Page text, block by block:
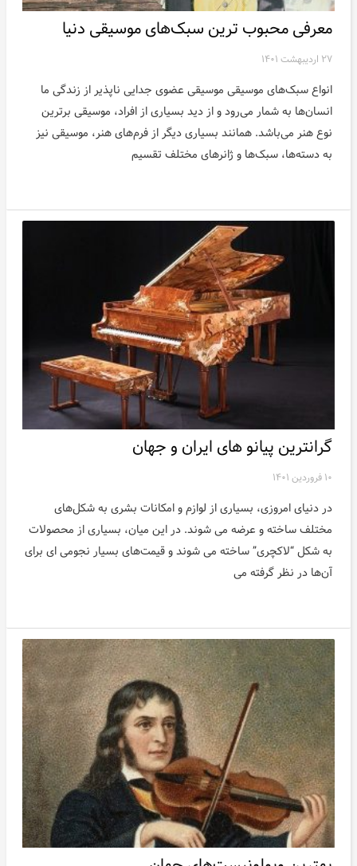
معرفی محبوب ترین سبک‌های موسیقی دنیا
۲۷ اردیبهشت ۱۴۰۱
انواع سبک‌های موسیقی موسیقی عضوی جدایی ناپذیر از زندگی ما
انسان‌ها به شمار می‌رود و از دید بسیاری از افراد، موسیقی برترین
نوع هنر می‌باشد. همانند بسیاری دیگر از فرم‌های هنر، موسیقی نیز
به دسته‌ها، سبک‌ها و ژانرهای مختلف تقسیم
گرانترین پیانو های ایران و جهان
۱۰ فروردین ۱۴۰۱
در دنیای امروزی، بسیاری از لوازم و امکانات بشری به شکل‌های
مختلف ساخته و عرضه می شوند. در این میان، بسیاری از محصولات
به شکل “لاکچری” ساخته می شوند و قیمت‌های بسیار نجومی ای برای
آن‌ها در نظر گرفته می